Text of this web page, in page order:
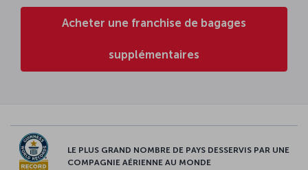
Acheter une franchise de bagages
supplémentaires
LE PLUS GRAND NOMBRE DE PAYS DESSERVIS PAR UNE
COMPAGNIE AÉRIENNE AU MONDE